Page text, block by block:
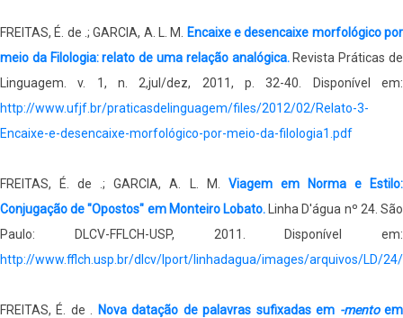
FREITAS, É. de .; GARCIA, A. L. M.
Encaixe e desencaixe morfológico por
meio da Filologia: relato de uma relação analógica.Revista Práticas de
Linguagem. v. 1, n. 2,jul/dez, 2011, p. 32-40. Disponível em:
http://www.ufjf.br/praticasdelinguagem/files/2012/02/Relato-3-
Encaixe-e-desencaixe-morfológico-por-meio-da-filologia1.pdf
FREITAS, É. de .; GARCIA, A. L. M. Viagem em Norma e Estilo:
Conjugação de "Opostos" em Monteiro Lobato. Linha D'água nº 24. São
Paulo: DLCV-FFLCH-USP, 2011. Disponível em:
http://www.fflch.usp.br/dlcv/lport/linhadagua/images/arquivos/LD/
FREITAS, É. de . Nova datação de palavras sufixadas em -mentoem